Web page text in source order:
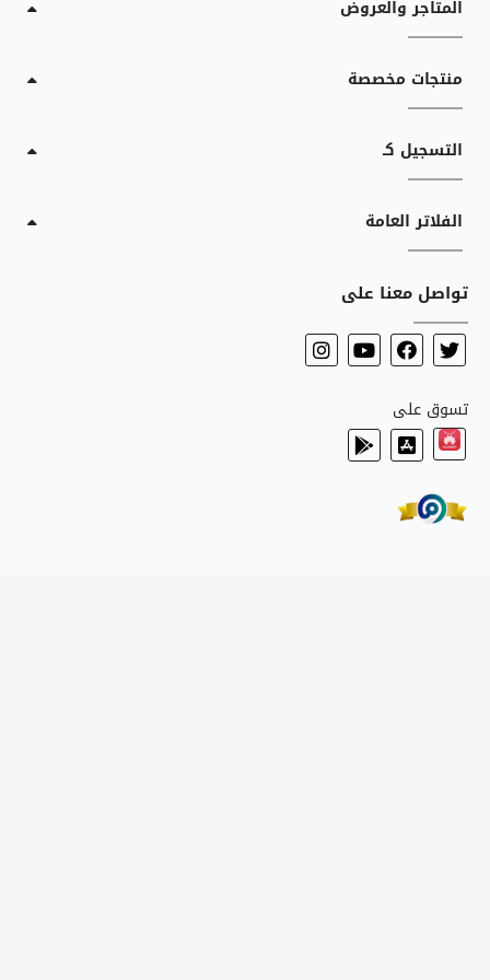
المتاجر والعروض
منتجات مخصصة
التسجيل كـ
الفلاتر العامة
تواصل معنا على
تسوق على